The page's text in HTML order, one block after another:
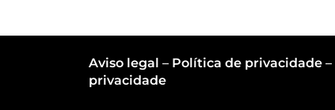
Aviso legal – Política de privacidade –
privacidade